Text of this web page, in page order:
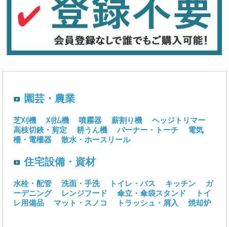
園芸・農業
芝刈機 刈払機 噴霧器 薪割り機
ヘッジトリマー
高枝切鋏・剪定
耕うん機 バーナー・トーチ
電気
柵・電柵器
散水・ホースリール
住宅設備・資材
水栓・配管 洗面・手洗 トイレ・バス キッチン
ガ
ーデニング
レンジフード 傘立・傘袋スタンド
トイ
レ用備品
マット・スノコ トラッシュ・屑入 焼却炉